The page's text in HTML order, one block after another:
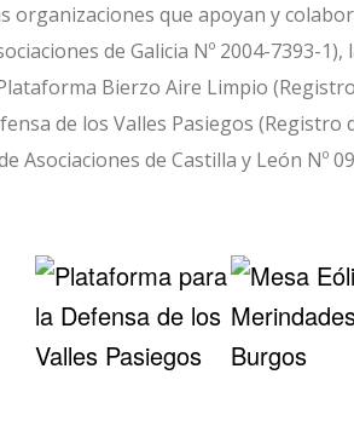
organizaciones que apoyan y
de Galicia Nº 2004-7393-
Bierzo Aire Limpio
de los Valles Pasiegos (Registro
Asociaciones de Castilla y León Nº